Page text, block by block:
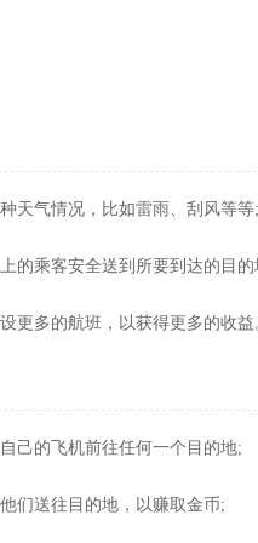
天气情况，比如雷雨、刮风等等;
的乘客安全送到所要到达的目的
更多的航班，以获得更多的收益
己的飞机前往任何一个目的地;
们送往目的地，以赚取金币;